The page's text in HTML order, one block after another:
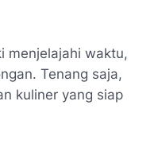
menjelajahi waktu,
Tenang saja,
kuliner yang siap